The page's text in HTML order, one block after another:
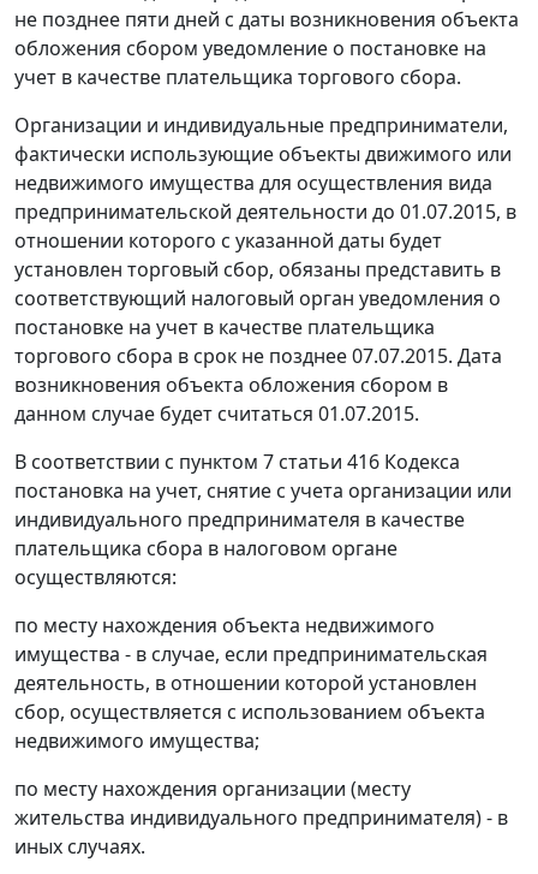
не позднее пяти дней с даты возникновения объекта
обложения сбором уведомление о постановке на
учет в качестве плательщика торгового сбора.
Организации и индивидуальные предприниматели,
фактически использующие объекты движимого или
недвижимого имущества для осуществления вида
предпринимательской деятельности до 01.07.2015, в
отношении которого с указанной даты будет
установлен торговый сбор, обязаны представить в
соответствующий налоговый орган уведомления о
постановке на учет в качестве плательщика
торгового сбора в срок не позднее 07.07.2015. Дата
возникновения объекта обложения сбором в
данном случае будет считаться 01.07.2015.
В соответствии с пунктом 7 статьи 416 Кодекса
постановка на учет, снятие с учета организации или
индивидуального предпринимателя в качестве
плательщика сбора в налоговом органе
осуществляются:
по месту нахождения объекта недвижимого
имущества - в случае, если предпринимательская
деятельность, в отношении которой установлен
сбор, осуществляется с использованием объекта
недвижимого имущества;
по месту нахождения организации (месту
жительства индивидуального предпринимателя) - в
иных случаях.